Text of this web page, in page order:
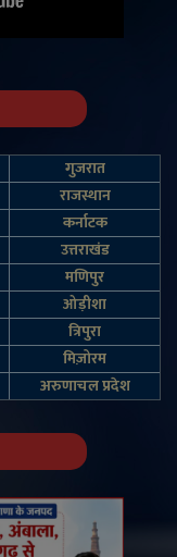
गुजरात
राजस्थान
कर्नाटक
उत्तराखंड
मणिपुर
ओड़ीशा
त्रिपुरा
मिज़ोरम
अरुणाचल प्रदेश